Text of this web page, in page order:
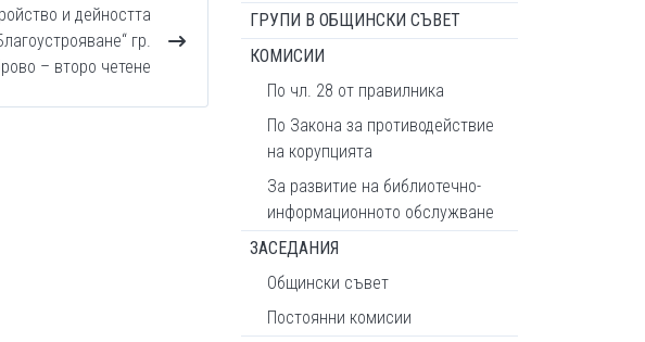
и дейността
гр.
– второ четене
ГРУПИ В ОБЩИНСКИ СЪВЕТ
КОМИСИИ
По чл. 28 от правилника
По Закона за противодействие
на корупцията
За развитие на библиотечно-
информационното обслужване
ЗАСЕДАНИЯ
Общински съвет
Постоянни комисии